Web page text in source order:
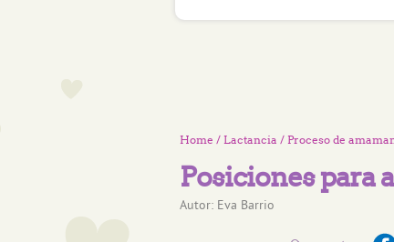
Home / Lactancia / Proceso de
Posiciones para
Autor: Eva Barrio